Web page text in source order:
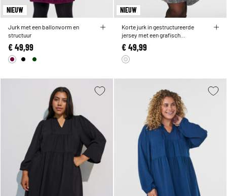
NIEUW
Jurk met een ballonvorm en
structuur
€ 49,99
NIEUW
Korte jurk in gestructureerde
jersey met een grafisch
ruitpatroon
€ 49,99